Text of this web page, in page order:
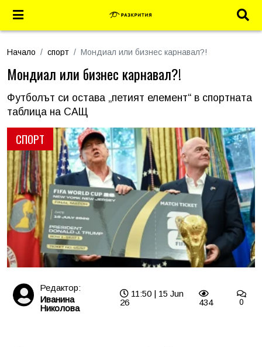
Начало спорт Мондиал или бизнес карнавал?!
СПОРТ
Мондиал или бизнес карнавал?!
Футболът си остава „петият елемент“ в спортната
таблица на САЩ
Редактор:
Иванина
Николова
11:50 | 15 Jun
26
434 0